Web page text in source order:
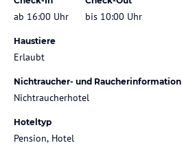
ab 16:00 Uhr bis 10:00 Uhr
Haustiere
Erlaubt
Nichtraucher- und Raucherinformation
Nichtraucherhotel
Hoteltyp
Pension, Hotel